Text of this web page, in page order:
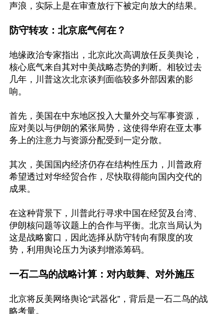
声浪，实际上是在审查放行下被定向放大的结果。
防守转攻：北京底气何在？
地缘政治专家指出，北京此次高调放任反美舆论，
核心底气来自其对中美战略态势的判断。相较过去
几年，川普这次北京谈判面临较多外部因素的影
响。
首先，美国在中东地区投入大量外交与军事资源，
应对美以与伊朗的紧张局势，这使得华府在亚太事
务上的注意力与资源分配受到一定分散。
其次，美国国内经济仍存在结构性压力，川普政府
希望透过对华经贸合作，尽快取得能向国内交代的
成果。
在这种背景下，川普此行寻求中国在经贸及台湾、
伊朗核问题等议题上的合作与平衡。北京当局认为
这是战略窗口，因此选择从防守转向有限度的攻
势，利用舆论压力为谈判增添筹码。
一石二鸟的战略计算：对内鼓舞、对外施压
北京将反美网络舆论“武器化”，背后是一石二鸟的战
略考量。